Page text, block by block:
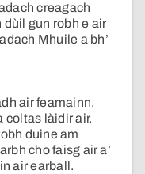
creagach
dùil gun robh e air
Mhuile a bh’
air feamainn.
coltas làidir air.
duine am
cho faisg air a’
air earball.